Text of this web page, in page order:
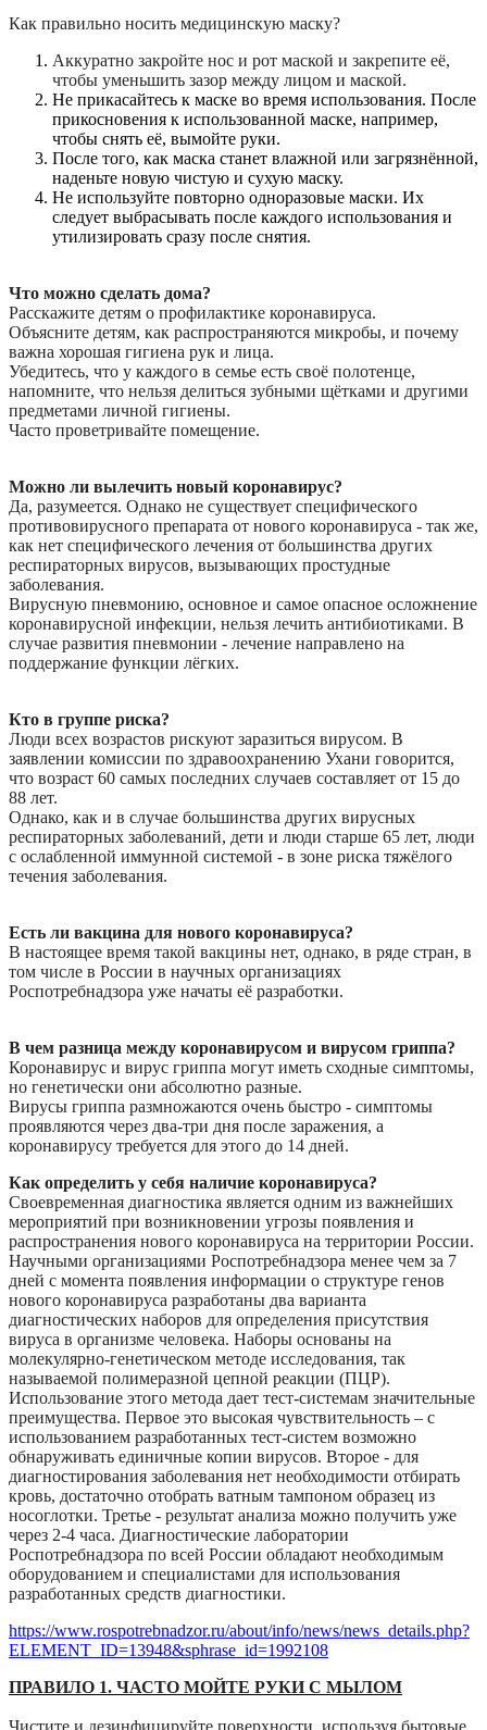
Как правильно носить медицинскую маску?
Аккуратно закройте нос и рот маской и закрепите её,
чтобы уменьшить зазор между лицом и маской.
Не прикасайтесь к маске во время использования. После
прикосновения к использованной маске, например,
чтобы снять её, вымойте руки.
После того, как маска станет влажной или загрязнённой,
наденьте новую чистую и сухую маску.
Не используйте повторно одноразовые маски. Их
следует выбрасывать после каждого использования и
утилизировать сразу после снятия.
Что можно сделать дома?
Расскажите детям о профилактике коронавируса.
Объясните детям, как распространяются микробы, и почему
важна хорошая гигиена рук и лица.
Убедитесь, что у каждого в семье есть своё полотенце,
напомните, что нельзя делиться зубными щётками и другими
предметами личной гигиены.
Часто проветривайте помещение.
Можно ли вылечить новый коронавирус?
Да, разумеется. Однако не существует специфического
противовирусного препарата от нового коронавируса - так же,
как нет специфического лечения от большинства других
респираторных вирусов, вызывающих простудные
заболевания.
Вирусную пневмонию, основное и самое опасное осложнение
коронавирусной инфекции, нельзя лечить антибиотиками. В
случае развития пневмонии - лечение направлено на
поддержание функции лёгких.
Кто в группе риска?
Люди всех возрастов рискуют заразиться вирусом. В
заявлении комиссии по здравоохранению Ухани говорится,
что возраст 60 самых последних случаев составляет от 15 до
88 лет.
Однако, как и в случае большинства других вирусных
респираторных заболеваний, дети и люди старше 65 лет, люди
с ослабленной иммунной системой - в зоне риска тяжёлого
течения заболевания.
Есть ли вакцина для нового коронавируса?
В настоящее время такой вакцины нет, однако, в ряде стран, в
том числе в России в научных организациях
Роспотребнадзора уже начаты её разработки.
В чем разница между коронавирусом и вирусом гриппа?
Коронавирус и вирус гриппа могут иметь сходные симптомы,
но генетически они абсолютно разные.
Вирусы гриппа размножаются очень быстро - симптомы
проявляются через два-три дня после заражения, а
коронавирусу требуется для этого до 14 дней.
Как определить у себя наличие коронавируса?
Своевременная диагностика является одним из важнейших
мероприятий при возникновении угрозы появления и
распространения нового коронавируса на территории России.
Научными организациями Роспотребнадзора менее чем за 7
дней с момента появления информации о структуре генов
нового коронавируса разработаны два варианта
диагностических наборов для определения присутствия
вируса в организме человека. Наборы основаны на
молекулярно-генетическом методе исследования, так
называемой полимеразной цепной реакции (ПЦР).
Использование этого метода дает тест-системам значительные
преимущества. Первое это высокая чувствительность – с
использованием разработанных тест-систем возможно
обнаруживать единичные копии вирусов. Второе - для
диагностирования заболевания нет необходимости отбирать
кровь, достаточно отобрать ватным тампоном образец из
носоглотки. Третье - результат анализа можно получить уже
через 2-4 часа. Диагностические лаборатории
Роспотребнадзора по всей России обладают необходимым
оборудованием и специалистами для использования
разработанных средств диагностики.
https://www.rospotrebnadzor.ru/about/info/news/news_details.php?
ELEMENT_ID=13948&sphrase_id=1992108
ПРАВИЛО 1. ЧАСТО МОЙТЕ РУКИ С МЫЛОМ
Чистите и дезинфицируйте поверхности, используя бытовые